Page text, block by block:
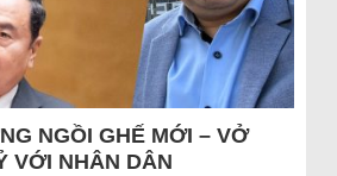
NGỒI GHẾ MỚI – VỞ
VỚI NHÂN DÂN